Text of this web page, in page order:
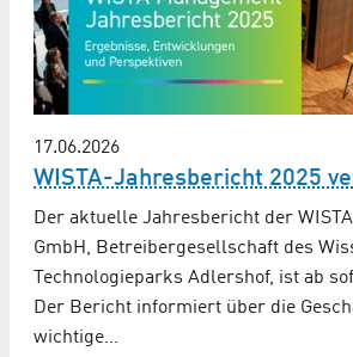
17.06.2026
WISTA-Jahresbericht 2025
Der aktuelle Jahresbericht der
GmbH, Betreibergesellschaft des
Technologieparks Adlershof, ist ab
Der Bericht informiert über die
wichtige…